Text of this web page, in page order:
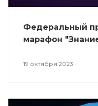
Федеральный
марафон
19 октября 2023